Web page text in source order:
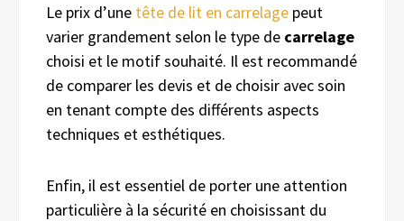
Le prix d’une tête de lit en carrelage peut
varier grandement selon le type de carrelage
choisi et le motif souhaité. Il est recommandé
de comparer les devis et de choisir avec soin
en tenant compte des différents aspects
techniques et esthétiques.
Enfin, il est essentiel de porter une attention
particulière à la sécurité en choisissant du